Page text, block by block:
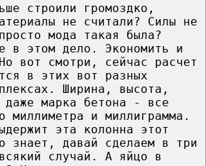
строили громоздко,
не считали? Силы не
мода такая была?
в этом дело. Экономить и
вот смотри, сейчас расчет
в этих вот разных
Ширина, высота,
марка бетона - все
миллиметра и миллиграмма.
эта колонна этот
знает, давай сделаем в три
случай. А яйцо в